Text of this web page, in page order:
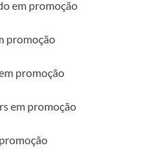
em promoção
promoção
promoção
em promoção